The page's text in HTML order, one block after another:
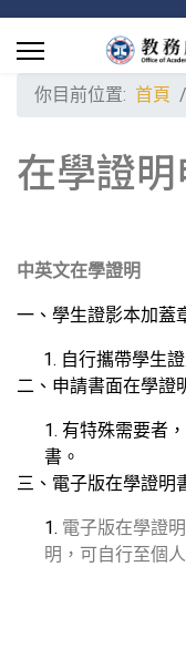
你目前位置: 首頁
在學證
中英文在學證明
一、學生證影本加蓋
1. 自行攜帶學生
二、申請書面在學證
1. 有特殊需要者
書。
三、電子版在學證明
1. 電子版在學證
明，可自行至個